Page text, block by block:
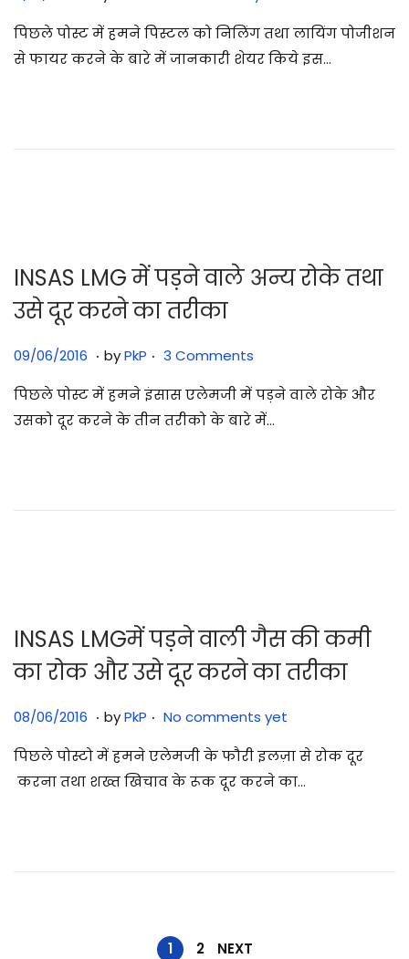
/
0
पिछले पोस्ट में हमने पिस्टल को निलिंग तथा लायिंग पोजीशन
से फायर करने के बारे में जानकारी शेयर किये इस…
INSAS LMG में पड़ने वाले अन्य रोके तथा
उसे दूर करने का तरीका
Posted on
09/06/2016 3
/
0
. byPkP . 3 Comments
पिछले पोस्ट में हमने इंसास एलेमजी में पड़ने वाले रोके और
उसको दूर करने के तीन तरीको के बारे में…
INSAS LMGमें पड़ने वाली गैस की कमी
का रोक और उसे दूर करने का तरीका
Posted on
08/06/2016 3
0
. byPkP . No comments yet
पिछले पोस्टो में हमने एलेमजी के फौरी इलज़ा से रोक दूर
करना तथा शख्त खिचाव के रूक दूर करने का…
1 2 NEXT